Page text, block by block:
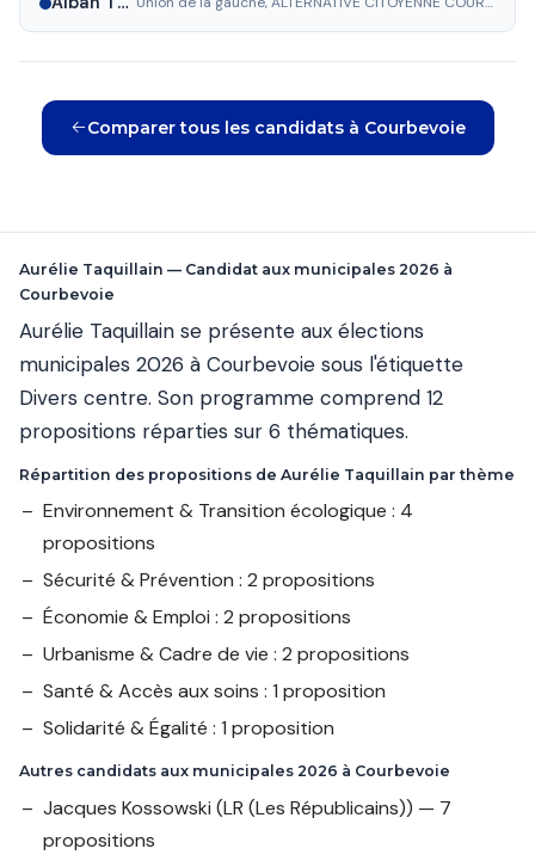
Comparer tous les candidats à Courbevoie
Aurélie Taquillain — Candidat aux municipales 2026 à
Courbevoie
Aurélie Taquillain se présente aux élections
municipales 2026 à Courbevoie sous l'étiquette
Divers centre. Son programme comprend 12
propositions réparties sur 6 thématiques.
Répartition des propositions de Aurélie Taquillain par thème
Environnement & Transition écologique : 4
propositions
Sécurité & Prévention : 2 propositions
Économie & Emploi : 2 propositions
Urbanisme & Cadre de vie : 2 propositions
Santé & Accès aux soins : 1 proposition
Solidarité & Égalité : 1 proposition
Autres candidats aux municipales 2026 à Courbevoie
Jacques Kossowski (LR (Les Républicains)) — 7
propositions